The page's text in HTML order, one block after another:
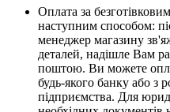
Оплата за
наступним способом:
менеджер магазину
деталей, надішле Вам
поштою. Ви можете
будь-якого банку або з
підприємства. Для